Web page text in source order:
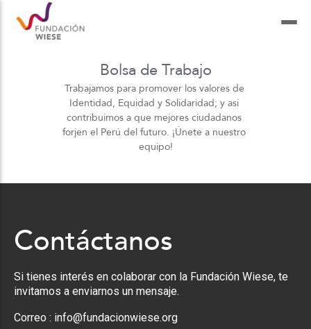
Bolsa de Trabajo
Trabajamos para promover los valores de
Identidad, Equidad y Solidaridad; y así
contribuimos a que mejores ciudadanos
forjen el Perú del futuro. ¡Únete a nuestro
equipo!
Contáctanos
Si tienes interés en colaborar con la Fundación Wiese, te
invitamos a enviarnos un mensaje.
Correo : info@fundacionwiese.org